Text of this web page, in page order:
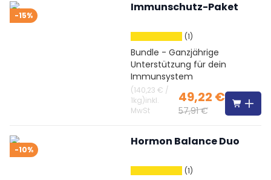
-15%
Immunschutz-Paket
(1)
Bundle - Ganzjährige
Unterstützung für dein
Immunsystem
(140,23 € /
1kg)inkl.
MwSt
49,22 €
57,91 €
-10%
Hormon Balance Duo
(1)